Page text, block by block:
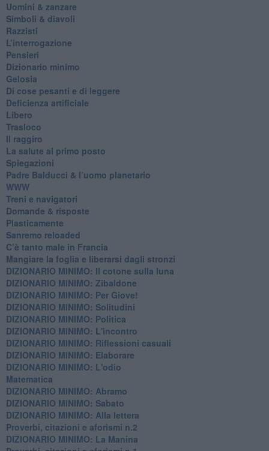
Uomini & zanzare
​Simboli & diavoli
Razzisti
​L’interrogazione
Pensieri
​Dizionario minimo
Gelosia
Di cose pesanti e di leggere
​Deficienza artificiale
Libero
Trasloco
Il raggiro
​La salute al primo posto
Spiegazioni
Padre Balducci & l’uomo planetario
WWW
​Treni e navigatori
​Domande & risposte
​Plasticamente
Sanremo reloaded
C’è tanto male in Francia
​Mangiare la foglia e liberarsi dagli stronzi
DIZIONARIO MINIMO: Il cotone sulla luna
DIZIONARIO MINIMO: Zibaldone
DIZIONARIO MINIMO: Per Giove!
DIZIONARIO MINIMO: Solitudini
DIZIONARIO MINIMO: Politica
DIZIONARIO MINIMO: L'incontro
DIZIONARIO MINIMO: Riflessioni casuali
DIZIONARIO MINIMO: Elaborare
DIZIONARIO MINIMO: L'odio
​Matematica
DIZIONARIO MINIMO: Abramo
DIZIONARIO MINIMO: Sabato
​DIZIONARIO MINIMO: Alla lettera
Proverbi, citazioni e aforismi n.2
DIZIONARIO MINIMO: La Manina